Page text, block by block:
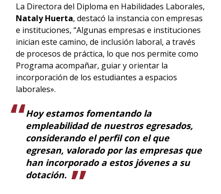
La Directora del Diploma en Habilidades Laborales,
Nataly Huerta, destacó la instancia con empresas
e instituciones, “Algunas empresas e instituciones
inician este camino, de inclusión laboral, a través
de procesos de práctica, lo que nos permite como
Programa acompañar, guiar y orientar la
incorporación de los estudiantes a espacios
laborales».
Hoy estamos fomentando la
empleabilidad de nuestros egresados,
considerando el perfil con el que
egresan, valorado por las empresas que
han incorporado a estos jóvenes a su
dotación.